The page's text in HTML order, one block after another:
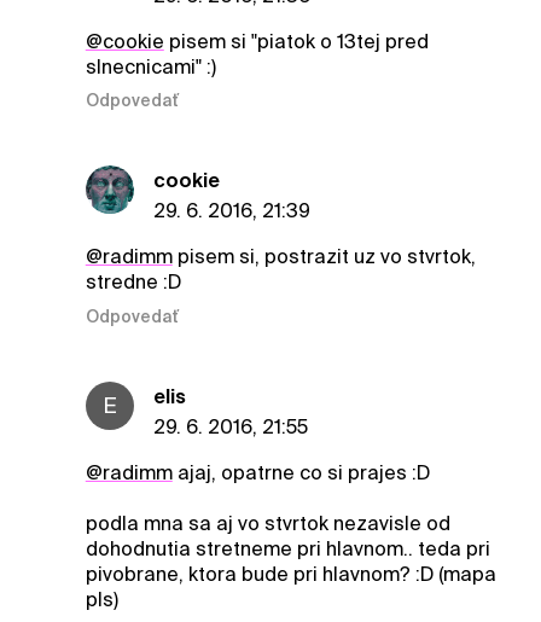
@cookie pisem si "piatok o 13tej pred
slnecnicami" :)
Odpovedať
cookie
29. 6. 2016, 21:39
@radimmpisem si, postrazit uz vo stvrtok,
stredne :D
Odpovedať
E
elis
29. 6. 2016, 21:55
@radimmajaj, opatrne co si prajes :D
podla mna sa aj vo stvrtok nezavisle od
dohodnutia stretneme pri hlavnom.. teda pri
pivobrane, ktora bude pri hlavnom? :D (mapa
pls)